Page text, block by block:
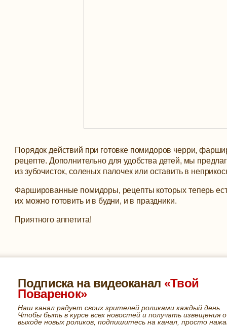
Порядок действий при готовке помидоров черри,
рецепте. Дополнительно для удобства детей, мы
из зубочисток, соленых палочек или оставить в
Фаршированные помидоры, рецепты которых теперь
их можно готовить и в будни, и в праздники.
Приятного аппетита!
Подписка на видеоканал «Твой
Поваренок»
Наш канал радует своих зрителей роликами каждый день.
Чтобы быть в курсе всех новостей и получать извещения о
выходе новых роликов, подпишитесь на канал, просто